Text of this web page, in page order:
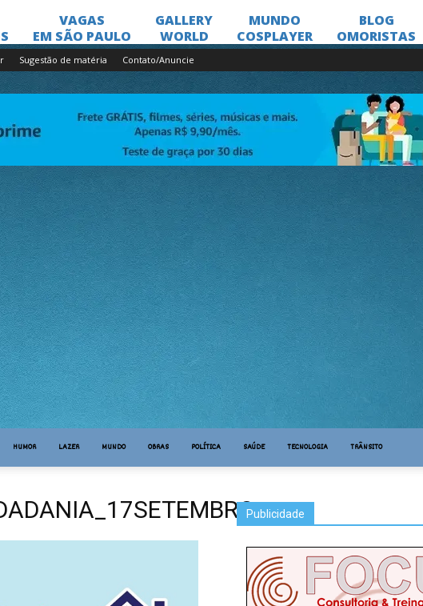
Sugestão de matéria Contato/Anuncie
HUMOR LAZER MUNDO OBRAS POLÍTICA SAÚDE TECNOLOGIA TRÂNSITO
Publicidade